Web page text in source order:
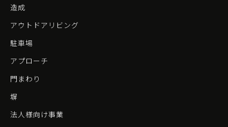
造成
アウトドアリビング
駐車場
アプローチ
門まわり
塀
法人様向け事業